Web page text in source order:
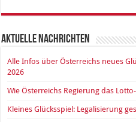
Aktuelle Nachrichten
Alle Infos über Österreichs neues
2026
Wie Österreichs Regierung das
Kleines Glücksspiel: Legalisierung